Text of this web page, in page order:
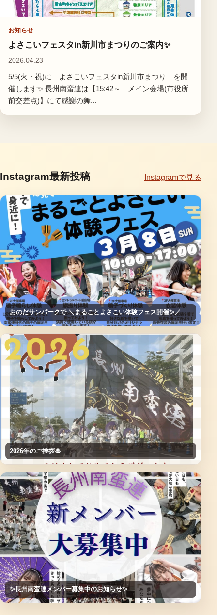
お知らせ
よさこいフェスタin新川市まつりのご案内✨
2026.04.23
5/5(火・祝)に よさこいフェスタin新川市まつり を開
催します✨ 長州南蛮連は【15:42～ メイン会場(市役所
前交差点)】にて感謝の舞...
Instagram最新投稿 Instagramで見る
おのだサンパークで ＼まるごとよさこい体験フェス開催✨／
2026年のご挨拶🎍
✨長州南蛮連メンバー募集中のお知らせ✨